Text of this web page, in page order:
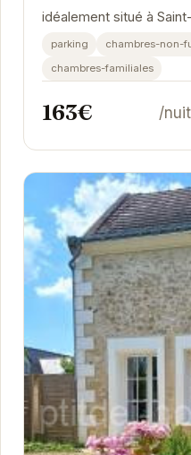
idéalement situé à
ambiance chaleureuse
parking chambres-non-
chambres-familiales
163€ /nuit